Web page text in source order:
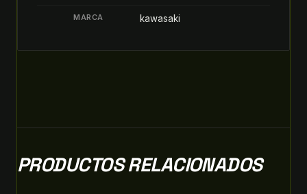
MARCA kawasaki
PRODUCTOS RELACIONADOS